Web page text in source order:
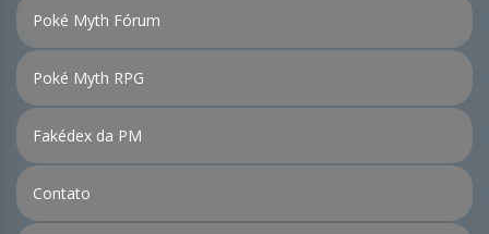
Poké Myth Fórum
Poké Myth RPG
Fakédex da PM
Contato